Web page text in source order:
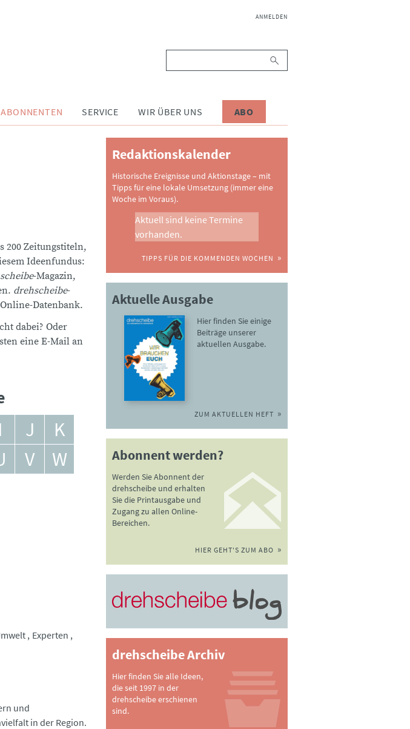
NAVIGATION
ANMELDEN
SERVICE WIR ÜBER UNS ABO
200 Zeitungstiteln,
Ideenfundus:
-Magazin,
drehscheibe-
Datenbank.
dabei? Oder
eine E-Mail an
I J
K
V
W
Experten
und
in der Region.
Redaktionskalender
Historische Ereignisse und Aktionstage – mit
Tipps für eine lokale Umsetzung (immer eine
Woche im Voraus).
Aktuell sind keine Termine
vorhanden.
TIPPS FÜR DIE KOMMENDEN WOCHEN
Aktuelle Ausgabe
Hier finden Sie einige
Beiträge unserer
aktuellen Ausgabe.
ZUM AKTUELLEN HEFT
Abonnent werden?
Werden Sie Abonnent der
drehscheibe und erhalten
Sie die Printausgabe und
Zugang zu allen Online-
Bereichen.
HIER GEHT'S ZUM ABO
drehscheibe Archiv
Hier finden Sie alle Ideen,
die seit 1997 in der
drehscheibe erschienen
sind.